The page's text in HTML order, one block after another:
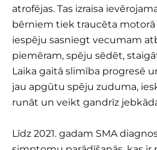
atrofējas. Tas izraisa
bērniem tiek traucēta
iespēju sasniegt vecumam
piemēram, spēju sēdēt,
Laika gaitā slimība progresē
jau apgūtu spēju zuduma,
runāt un veikt gandrīz
Līdz 2021. gadam SMA